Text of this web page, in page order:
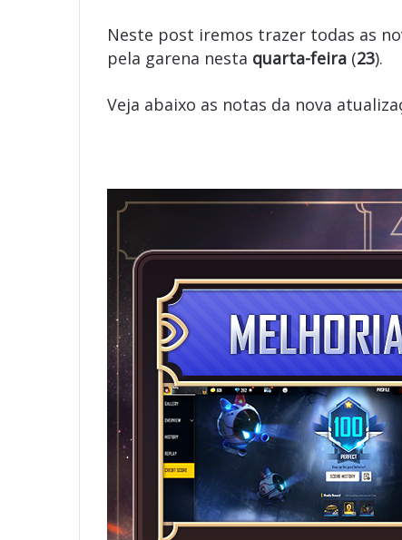
Neste post iremos trazer todas as
pela garena nesta quarta-feira (23).
Veja abaixo as notas da nova